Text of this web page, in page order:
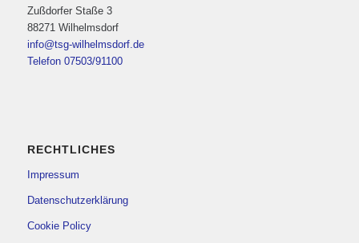
Zußdorfer Staße 3
88271 Wilhelmsdorf
info@tsg-wilhelmsdorf.de
Telefon 07503/91100
RECHTLICHES
Impressum
Datenschutzerklärung
Cookie Policy